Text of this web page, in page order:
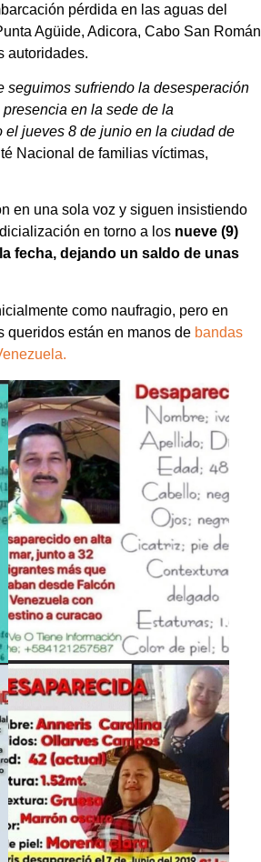
pérdida en las aguas del
Agüide, Adicora, Cabo San Román
autoridades.
seguimos sufriendo la desesperación
en la sede de la
jueves 8 de junio en la ciudad de
Nacional de familias víctimas,
en una sola voz y siguen insistiendo
en torno a los nueve (9)
fecha, dejando un saldo de unas
como naufragio, pero en
queridos están en manos de bandas